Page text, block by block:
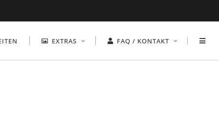
EXTRAS FAQ / KONTAKT